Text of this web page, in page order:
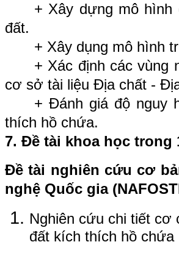
+ Xây dựng mô
đất.
+ Xây dụng mô hình
+ Xác định các vùng
cơ sở tài liệu Địa chất -
+ Đánh giá độ nguy
thích hồ chứa.
7. Đề tài khoa học trong
Đề tài nghiên cứu cơ
nghệ Quốc gia
Nghiên cứu chi tiết cơ
đất kích thích hồ